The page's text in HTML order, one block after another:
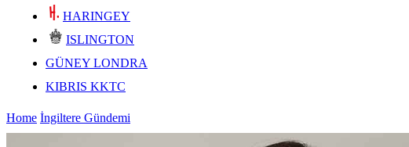
HARINGEY
ISLINGTON
GÜNEY LONDRA
KIBRIS KKTC
Home İngiltere Gündemi